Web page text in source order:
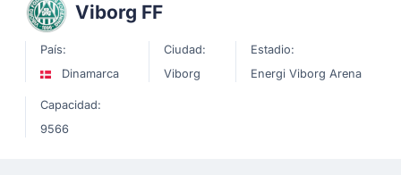
Viborg FF
País:
Dinamarca
Ciudad:
Viborg
Estadio:
Energi Viborg Arena
Capacidad:
9566